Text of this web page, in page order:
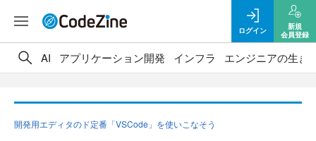
ログイン
新規
会員登録
AI アプリケーション開発 インフラ エンジニアの生き
開発用エディタのド定番「VSCode」を使いこなそう